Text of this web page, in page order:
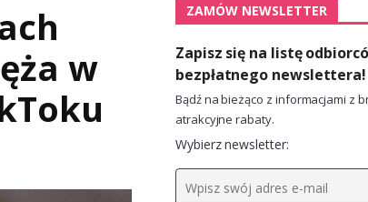
w
ZAMÓW NEWSLETTER
Zapisz się na listę
bezpłatnego newslettera!
Bądź na bieżąco z informacjami z
atrakcyjne rabaty.
Wybierz newsletter: